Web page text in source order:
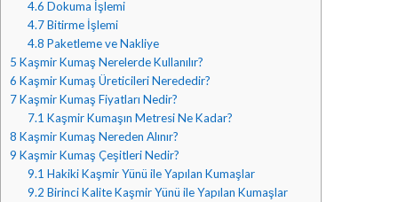
4.6 Dokuma İşlemi
4.7Bitirme İşlemi
4.8 Paketleme ve Nakliye
5 Kaşmir Kumaş Nerelerde Kullanılır?
6 Kaşmir Kumaş Üreticileri Nerededir?
7Kaşmir Kumaş Fiyatları Nedir?
7.1 Kaşmir Kumaşın Metresi Ne Kadar?
8 Kaşmir Kumaş Nereden Alınır?
9 Kaşmir Kumaş Çeşitleri Nedir?
9.1 Hakiki Kaşmir Yünü ile Yapılan Kumaşlar
9.2 Birinci Kalite Kaşmir Yünü ile Yapılan Kumaşlar